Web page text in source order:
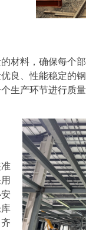
材料，确保每个
良、性能稳定的
生产环节进行质